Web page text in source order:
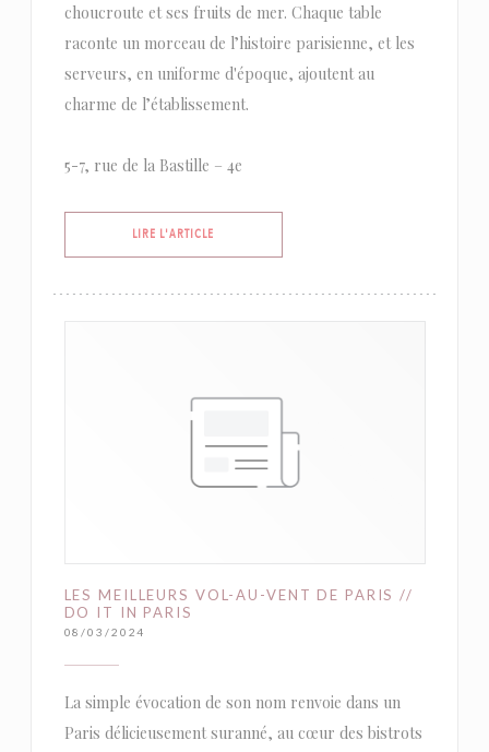
choucroute et ses fruits de mer. Chaque table
raconte un morceau de l’histoire parisienne, et les
serveurs, en uniforme d'époque, ajoutent au
charme de l’établissement.
5-7, rue de la Bastille – 4e
LIRE L'ARTICLE
LES MEILLEURS VOL-AU-VENT DE PARIS //
DO IT IN PARIS
08/03/2024
La simple évocation de son nom renvoie dans un
Paris délicieusement suranné, au cœur des bistrots